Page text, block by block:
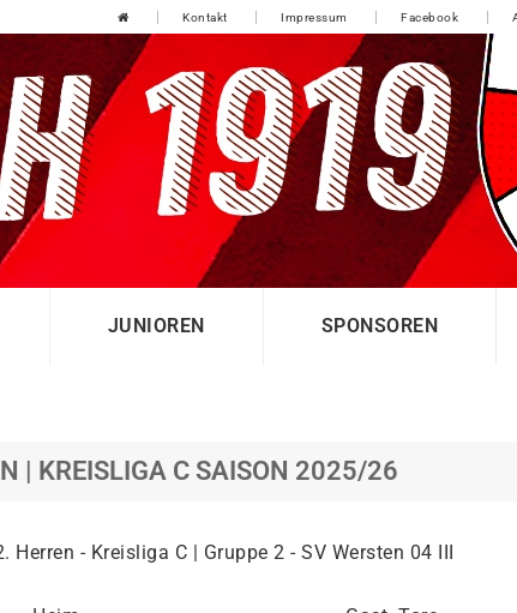
Kontakt Impressum Facebook
JUNIOREN SPONSOREN
| KREISLIGA C SAISON 2025/26
Herren - Kreisliga C | Gruppe 2 - SV Wersten 04 III